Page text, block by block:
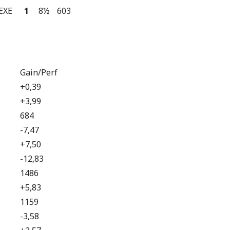
1 8½ 603
Gain/Perf
+0,39
+3,99
684
-7,47
+7,50
-12,83
1486
+5,83
1159
-3,58